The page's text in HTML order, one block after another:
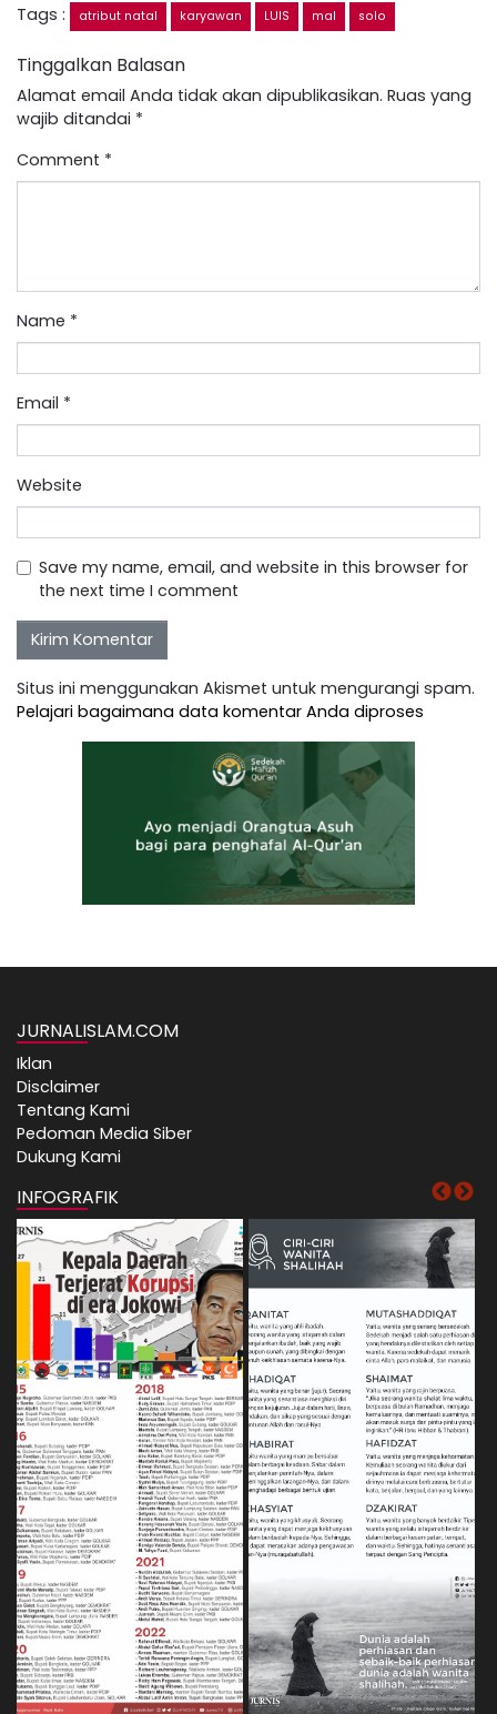
Tags : atribut natal karyawan LUIS mal solo
Tinggalkan Balasan
Alamat email Anda tidak akan dipublikasikan. Ruas yang
wajib ditandai *
Comment *
Name *
Email *
Website
Save my name, email, and website in this browser for
the next time I comment
Situs ini menggunakan Akismet untuk mengurangi spam.
Pelajari bagaimana data komentar Anda diproses
JURNALISLAM.COM
Iklan
Disclaimer
Tentang Kami
Pedoman Media Siber
Dukung Kami
INFOGRAFIK